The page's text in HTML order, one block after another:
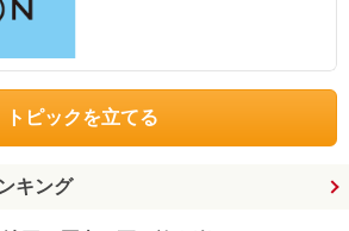
トピックを立てる
キング